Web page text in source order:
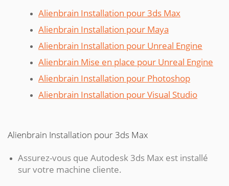
Alienbrain Installation pour 3ds Max
Alienbrain Installation pour Maya
Alienbrain Installation pour Unreal Engine
Alienbrain Mise en place pour Unreal Engine
Alienbrain Installation pour Photoshop
Alienbrain Installation pour Visual Studio
Alienbrain Installation pour 3ds Max
Assurez-vous que Autodesk 3ds Max est installé
sur votre machine cliente.